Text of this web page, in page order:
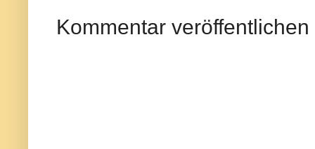
Kommentar veröffentlichen